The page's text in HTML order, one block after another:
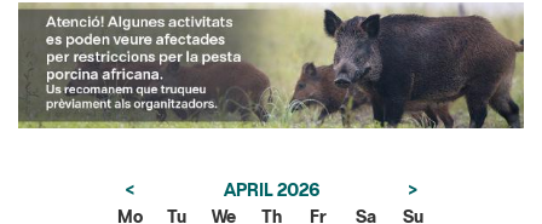
< APRIL 2026
>
1
2 3
5
6
7 8 9 10 11
12